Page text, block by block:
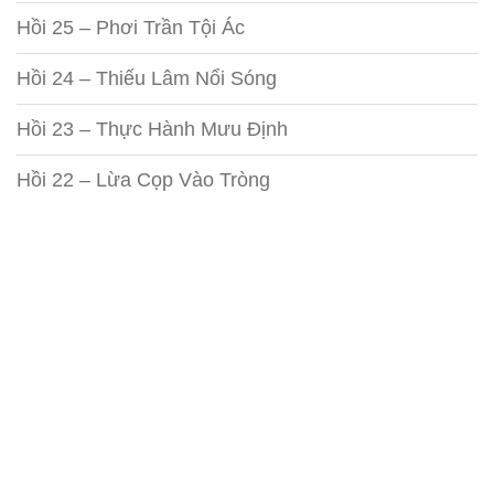
Hồi 25 – Phơi Trần Tội Ác
Hồi 24 – Thiếu Lâm Nổi Sóng
Hồi 23 – Thực Hành Mưu Định
Hồi 22 – Lừa Cọp Vào Tròng